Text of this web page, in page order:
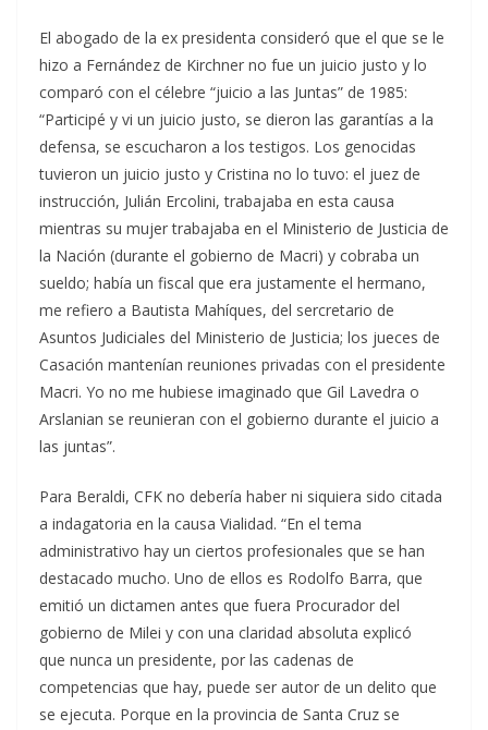
El abogado de la ex presidenta consideró que el que se le
hizo a Fernández de Kirchner no fue un juicio justo y lo
comparó con el célebre “juicio a las Juntas” de 1985:
“Participé y vi un juicio justo, se dieron las garantías a la
defensa, se escucharon a los testigos. Los genocidas
tuvieron un juicio justo y Cristina no lo tuvo: el juez de
instrucción, Julián Ercolini, trabajaba en esta causa
mientras su mujer trabajaba en el Ministerio de Justicia de
la Nación (durante el gobierno de Macri) y cobraba un
sueldo; había un fiscal que era justamente el hermano,
me refiero a Bautista Mahíques, del sercretario de
Asuntos Judiciales del Ministerio de Justicia; los jueces de
Casación mantenían reuniones privadas con el presidente
Macri. Yo no me hubiese imaginado que Gil Lavedra o
Arslanian se reunieran con el gobierno durante el juicio a
las juntas”.
Para Beraldi, CFK no debería haber ni siquiera sido citada
a indagatoria en la causa Vialidad. “En el tema
administrativo hay un ciertos profesionales que se han
destacado mucho. Uno de ellos es Rodolfo Barra, que
emitió un dictamen antes que fuera Procurador del
gobierno de Milei y con una claridad absoluta explicó
que nunca un presidente, por las cadenas de
competencias que hay, puede ser autor de un delito que
se ejecuta. Porque en la provincia de Santa Cruz se